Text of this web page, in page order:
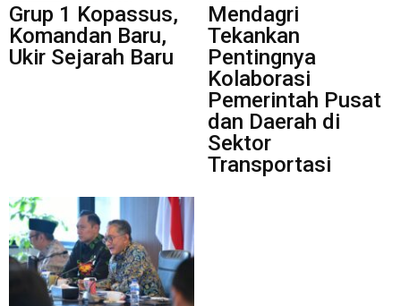
Grup 1 Kopassus,
Komandan Baru,
Ukir Sejarah Baru
Mendagri
Tekankan
Pentingnya
Kolaborasi
Pemerintah Pusat
dan Daerah di
Sektor
Transportasi